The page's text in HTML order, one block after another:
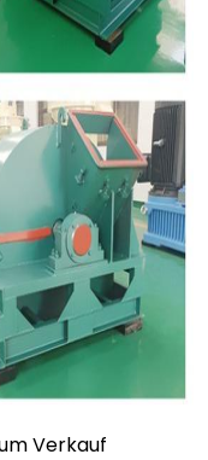
Verkauf